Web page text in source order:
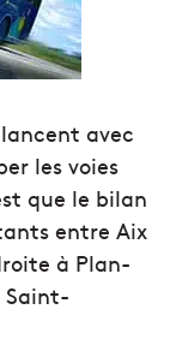
avec
les voies
que le bilan
entre Aix
à Plan-
Saint-